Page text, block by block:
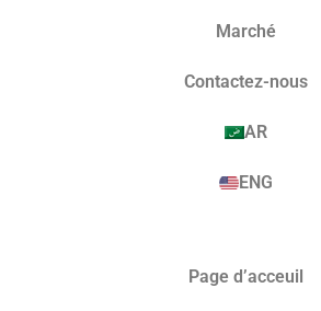
Marché​
Contactez-nous
AR
ENG
Page d’acceuil